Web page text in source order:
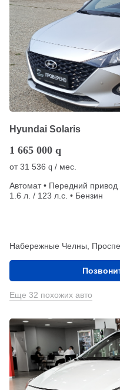
Hyundai Solaris
1 665 000 q
от31 536 q / мес.
Автомат • Передний привод
1.6 л. / 123 л.с. • Бензин
Набережные Челны,
Еще 32 похожих авто